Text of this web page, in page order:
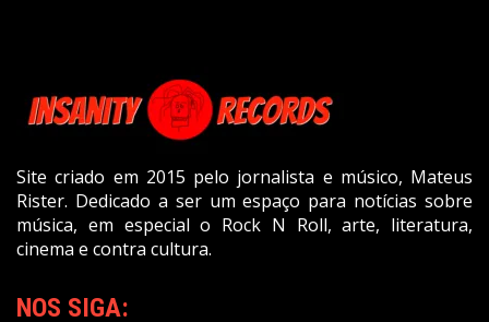
Site criado em 2015 pelo jornalista e músico, Mateus
Rister. Dedicado a ser um espaço para notícias sobre
música, em especial o Rock N Roll, arte, literatura,
cinema e contra cultura.
NOS SIGA: